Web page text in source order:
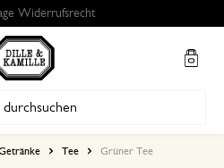
in unseren Geschäften*
Tee Grüner Tee